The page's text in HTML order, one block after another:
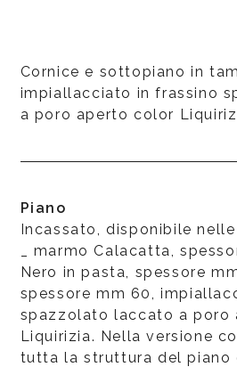
Cornice e sottopiano in
impiallacciato in frassino
a poro aperto color
Piano
Incassato, disponibile
_ marmo Calacatta,
Nero in pasta, spessore
spessore mm 60,
spazzolato laccato a poro
Liquirizia. Nella versione
tutta la struttura del piano